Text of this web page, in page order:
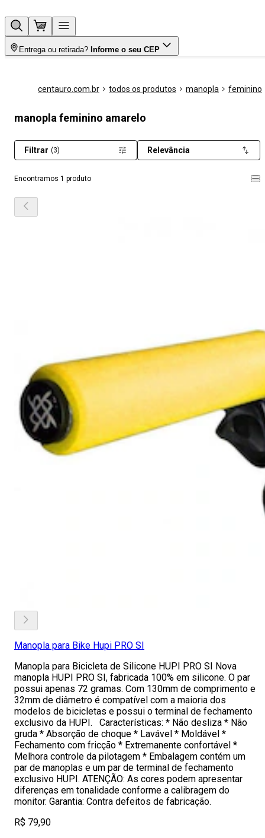
Entrega ou retirada? Informe o seu CEP
centauro.com.br todos os produtos manopla feminino
manopla feminino amarelo
Encontramos 1 produto
Filtrar (3) Relevância
Manopla para Bike Hupi PRO SI
Manopla para Bicicleta de Silicone HUPI PRO SI Nova
manopla HUPI PRO SI, fabricada 100% em silicone. O par
possui apenas 72 gramas. Com 130mm de comprimento e
32mm de diâmetro é compatível com a maioria dos
modelos de bicicletas e possui o terminal de fechamento
exclusivo da HUPI. Características: * Não desliza * Não
gruda * Absorção de choque * Lavável * Moldável *
Fechamento com fricção * Extremanente confortável *
Melhora controle da pilotagem * Embalagem contém um
par de manoplas e um par de terminal de fechamento
exclusivo HUPI. ATENÇÃO: As cores podem apresentar
diferenças em tonalidade conforme a calibragem do
monitor. Garantia: Contra defeitos de fabricação.
R$ 79,90